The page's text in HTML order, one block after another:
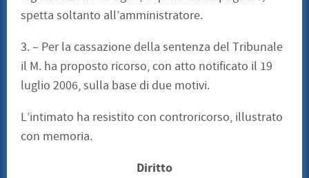
spetta soltanto all’amministratore.
3. – Per la cassazione della sentenza del Tribunale
il M. ha proposto ricorso, con atto notificato il 19
luglio 2006, sulla base di due motivi.
L’intimato ha resistito con controricorso, illustrato
con memoria.
Diritto